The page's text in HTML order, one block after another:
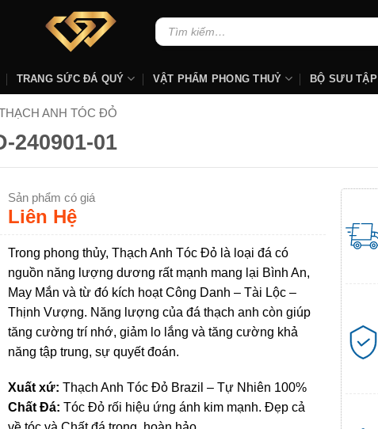
Tìm
kiếm:
TRANG SỨC ĐÁ QUÝ VẬT PHẨM PHONG THUỶ BỘ SƯU TẬP
ANH TÓC ĐỎ
240901-01
Sản phẩm có giá
Liên Hệ
Trong phong thủy, Thạch Anh Tóc Đỏ là loại đá có
nguồn năng lượng dương rất mạnh mang lại Bình An,
May Mắn và từ đó kích hoạt Công Danh – Tài Lộc –
Thịnh Vượng. Năng lượng của đá thạch anh còn giúp
tăng cường trí nhớ, giảm lo lắng và tăng cường khả
năng tập trung, sự quyết đoán.
Xuất xứ:Thạch Anh Tóc Đỏ Brazil – Tự Nhiên 100%
Chất Đá:Tóc Đỏ rối hiệu ứng ánh kim mạnh. Đẹp cả